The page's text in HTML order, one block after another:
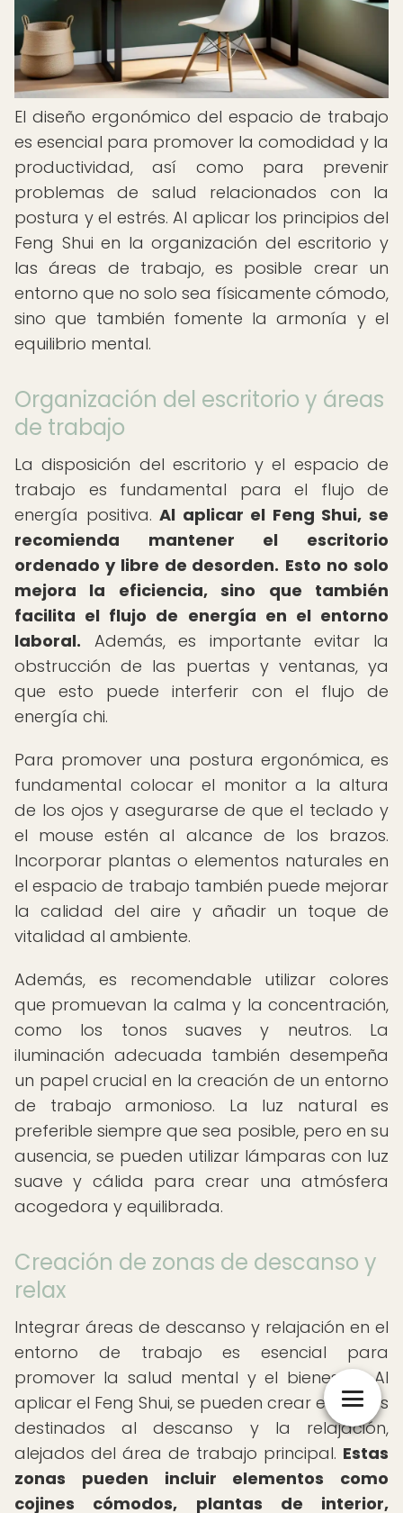
El diseño ergonómico del espacio de trabajo
es esencial para promover la comodidad y la
productividad, así como para prevenir
problemas de salud relacionados con la
postura y el estrés. Al aplicar los principios del
Feng Shui en la organización del escritorio y
las áreas de trabajo, es posible crear un
entorno que no solo sea físicamente cómodo,
sino que también fomente la armonía y el
equilibrio mental.
Organización del escritorio y áreas
de trabajo
La disposición del escritorio y el espacio de
trabajo es fundamental para el flujo de
energía positiva.Al aplicar el Feng Shui, se
recomienda mantener el escritorio
ordenado y libre de desorden. Esto no solo
mejora la eficiencia, sino que también
facilita el flujo de energía en el entorno
laboral. Además, es importante evitar la
obstrucción de las puertas y ventanas, ya
que esto puede interferir con el flujo de
energía chi.
Para promover una postura ergonómica, es
fundamental colocar el monitor a la altura
de los ojos y asegurarse de que el teclado y
el mouse estén al alcance de los brazos.
Incorporar plantas o elementos naturales en
el espacio de trabajo también puede mejorar
la calidad del aire y añadir un toque de
vitalidad al ambiente.
Además, es recomendable utilizar colores
que promuevan la calma y la concentración,
como los tonos suaves y neutros. La
iluminación adecuada también desempeña
un papel crucial en la creación de un entorno
de trabajo armonioso. La luz natural es
preferible siempre que sea posible, pero en su
ausencia, se pueden utilizar lámparas con luz
suave y cálida para crear una atmósfera
acogedora y equilibrada.
Creación de zonas de descanso y
relax
Integrar áreas de descanso y relajación en el
entorno de trabajo es esencial para
promover la salud mental y el bienestar. Al
aplicar el Feng Shui, se pueden crear espacios
destinados al descanso y la relajación,
alejados del área de trabajo principal. Estas
zonas pueden incluir elementos como
cojines cómodos, plantas de interior,